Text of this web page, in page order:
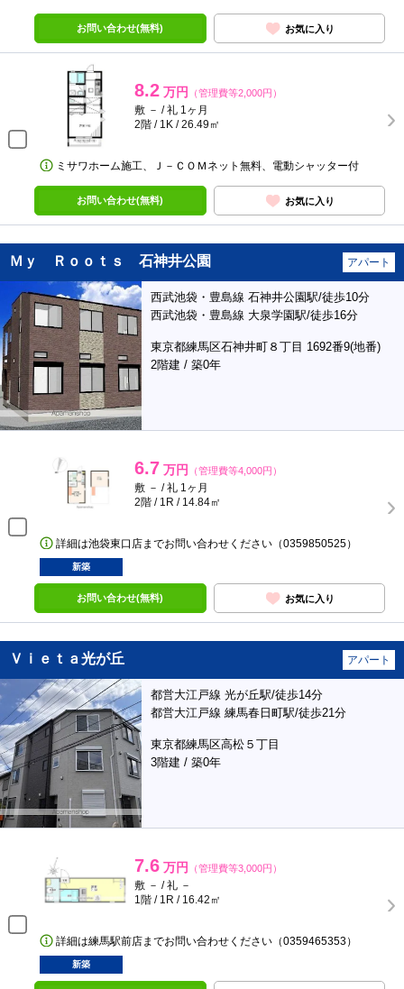
お問い合わせ(無料) お気に入り
8.2 万円 （管理費等2,000円）
敷 － / 礼 1ヶ月
2階 / 1K / 26.49㎡
ミサワホーム施工、Ｊ－ＣＯＭネット無料、電動シャッター付
お問い合わせ(無料) お気に入り
Ｍｙ Ｒｏｏｔｓ 石神井公園 アパート
西武池袋・豊島線 石神井公園駅/徒歩10分
西武池袋・豊島線 大泉学園駅/徒歩16分
東京都練馬区石神井町８丁目 1692番9(地番)
2階建 / 築0年
6.7 万円 （管理費等4,000円）
敷 － / 礼 1ヶ月
2階 / 1R / 14.84㎡
詳細は池袋東口店までお問い合わせください（0359850525）
新築
お問い合わせ(無料) お気に入り
Ｖｉｅｔａ光が丘 アパート
都営大江戸線 光が丘駅/徒歩14分
都営大江戸線 練馬春日町駅/徒歩21分
東京都練馬区高松５丁目
3階建 / 築0年
7.6 万円 （管理費等3,000円）
敷 － / 礼 －
1階 / 1R / 16.42㎡
詳細は練馬駅前店までお問い合わせください（0359465353）
新築